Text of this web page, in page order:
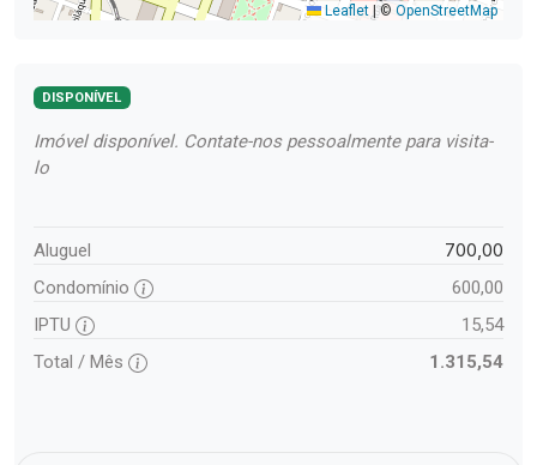
Leaflet |© OpenStreetMap
DISPONÍVEL
Imóvel disponível. Contate-nos pessoalmente para visita-
lo
Aluguel 700,00
Condomínio
600,00
IPTU
15,54
Total / Mês
1.315,54